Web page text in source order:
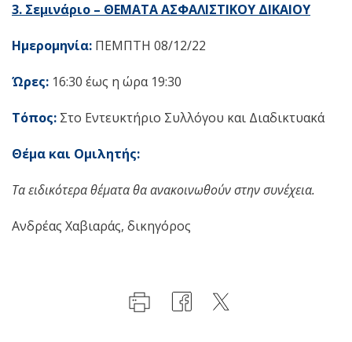
3. Σεμινάριο – ΘΕΜΑΤΑ ΑΣΦΑΛΙΣΤΙΚΟΥ ΔΙΚΑΙΟΥ
Ημερομηνία: ΠΕΜΠΤΗ 08/12/22
Ώρες: 16:30 έως η ώρα 19:30
Τόπος: Στο Εντευκτήριο Συλλόγου και Διαδικτυακά
Θέμα και Ομιλητής:
Τα ειδικότερα θέματα θα ανακοινωθούν στην συνέχεια.
Ανδρέας Χαβιαράς, δικηγόρος